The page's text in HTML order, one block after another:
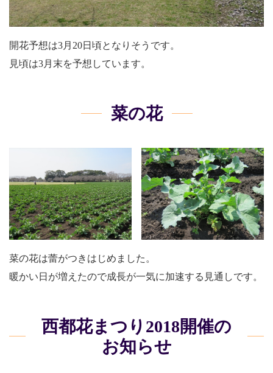
開花予想は3月20日頃となりそうです。
見頃は3月末を予想しています。
菜の花
菜の花は蕾がつきはじめました。
暖かい日が増えたので成長が一気に加速する見通しです。
西都花まつり2018開催の
お知らせ